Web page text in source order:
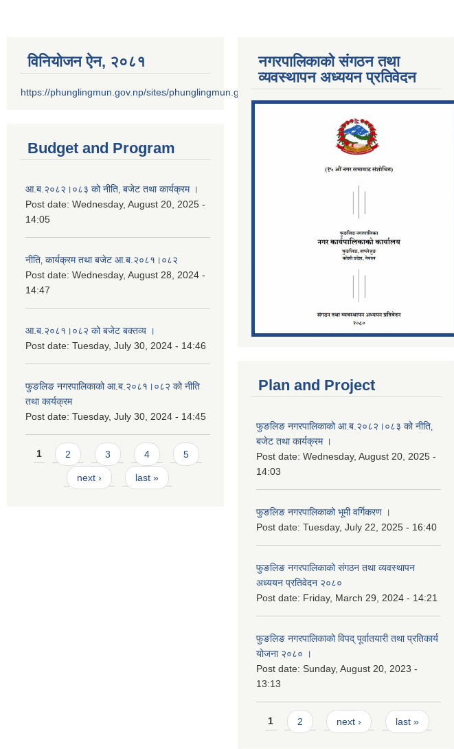
विनियोजन ऐन‚ २०८१
https://phunglingmun.gov.np/sites/phunglingmun.gov.np/files/documents/Al...
Budget and Program
आ.ब.२०८२।०८३ को नीति‚ बजेट तथा कार्यक्रम ।
Post date: Wednesday, August 20, 2025 -
14:05
नीति‚ कार्यक्रम तथा बजेट आ.ब.२०८१।०८२
Post date: Wednesday, August 28, 2024 -
14:47
आ.ब.२०८१।०८२ को बजेट बक्तव्य ।
Post date: Tuesday, July 30, 2024 - 14:46
फुङलिङ नगरपालिकाको आ.ब.२०८१।०८२ को नीति
तथा कार्यक्रम
Post date: Tuesday, July 30, 2024 - 14:45
Pages
1 2 3 4 5
next › last »
नगरपालिकाको संगठन तथा
व्यवस्थापन अध्ययन प्रतिवेदन
Plan and Project
फुङलिङ नगरपालिकाको आ.ब.२०८२।०८३ को नीति‚
बजेट तथा कार्यक्रम ।
Post date: Wednesday, August 20, 2025 -
14:03
फुङलिङ नगरपालिकाको भूमी वर्गिकरण ।
Post date: Tuesday, July 22, 2025 - 16:40
फुङलिङ नगरपालिकाको संगठन तथा व्यवस्थापन
अध्ययन प्रतिवेदन २०८०
Post date: Friday, March 29, 2024 - 14:21
फुङलिङ नगरपालिकाको विपद् पूर्वातयारी तथा प्रतिकार्य
योजना २०८० ।
Post date: Sunday, August 20, 2023 -
13:13
Pages
1 2 next › last »